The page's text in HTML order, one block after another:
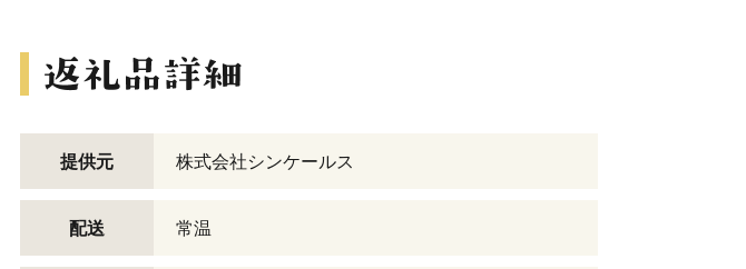
提供元 株式会社シンケールス
配送 常温